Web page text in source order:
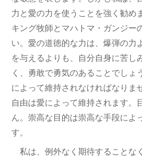
力と愛の力を使うことを強く勧め
キング牧師とマハトマ・ガンジー
い。愛の道徳的な力は、爆弾の力
を与えるよりも、自分自身に苦し
く、勇敢で勇気のあることでし
によって維持されなければなりま
自由は愛によって維持されます。
ん。崇高な目的は崇高な手段によ
す。
私は、例外なく期待することな